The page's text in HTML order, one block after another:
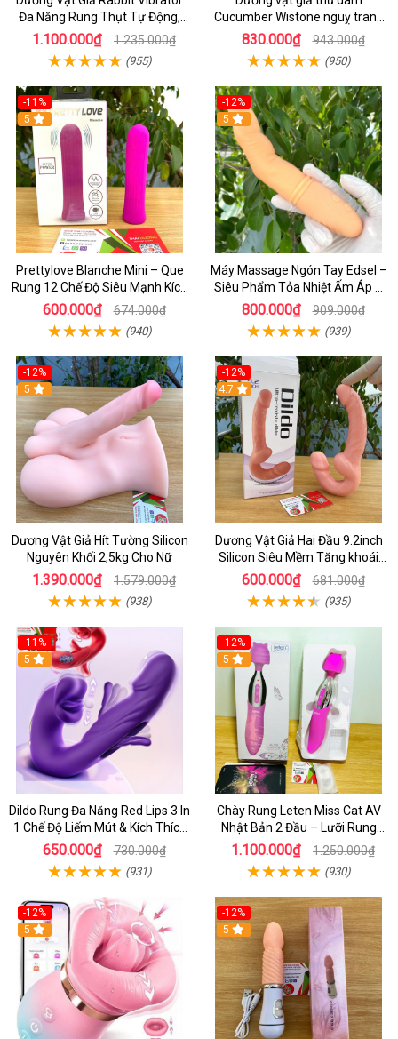
Đa Năng Rung Thụt Tự Động,
Phát Nhiệt Ấm Nóng Kích Thích
1.100.000₫ 1.235.000₫
(955)
Cucumber Wistone nguỵ trang
hình quả dưa Leo
830.000₫ 943.000₫
(950)
-11%
5
Prettylove Blanche Mini – Que
Rung 12 Chế Độ Siêu Mạnh Kích
Thích Điểm G Đê Mê
600.000₫ 674.000₫
(940)
-12%
5
Máy Massage Ngón Tay Edsel –
Siêu Phẩm Tỏa Nhiệt Ấm Áp &
Rung Móc Thăng Hoa
800.000₫ 909.000₫
(939)
-12%
5
Dương Vật Giả Hít Tường Silicon
Nguyên Khối 2,5kg Cho Nữ
1.390.000₫ 1.579.000₫
(938)
-12%
4.7
Dương Vật Giả Hai Đầu 9.2inch
Silicon Siêu Mềm Tăng khoái
Cảm Đôi Đỉnh Cao
600.000₫ 681.000₫
(935)
-11%
5
Dildo Rung Đa Năng Red Lips 3 In
1 Chế Độ Liếm Mút & Kích Thích
Điểm G
650.000₫ 730.000₫
(931)
-12%
5
Chày Rung Leten Miss Cat AV
Nhật Bản 2 Đầu – Lưỡi Rung
Siêu Mạnh Kết Hợp Sưởi Ấm Cho
Nữ Sung Sướng
1.100.000₫ 1.250.000₫
(930)
-12%
5
-12%
5